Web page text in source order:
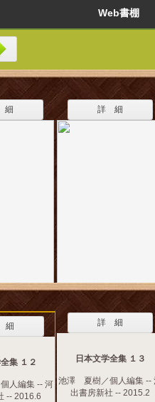
Web書棚
細 詳 細
細
集 １２
人編集 -- 河
-- 2016.6
詳 細
日本文学全集 １３
池澤 夏樹／個人編集 --
出書房新社 -- 2015.2